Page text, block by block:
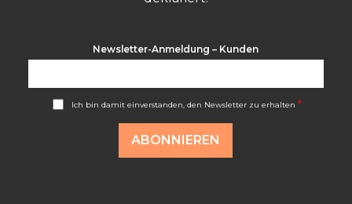
Newsletter-Anmeldung – Kunden
Ich bin damit einverstanden, den Newsletter zu erhalten *
ABONNIEREN